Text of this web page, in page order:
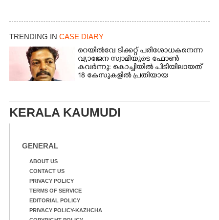
TRENDING IN CASE DIARY
റെയിൽവേ ടിക്കറ്റ് പരിശോധകനെന്ന
വ്യാജേന സ്വാമിയുടെ ഫോൺ
കവർന്നു: കൊച്ചിയിൽ പിടിയിലായത്
18 കേസുകളിൽ പ്രതിയായ
തട്ടിപ്പുവീരൻ
KERALA KAUMUDI
GENERAL
ABOUT US
CONTACT US
PRIVACY POLICY
TERMS OF SERVICE
EDITORIAL POLICY
PRIVACY POLICY-KAZHCHA